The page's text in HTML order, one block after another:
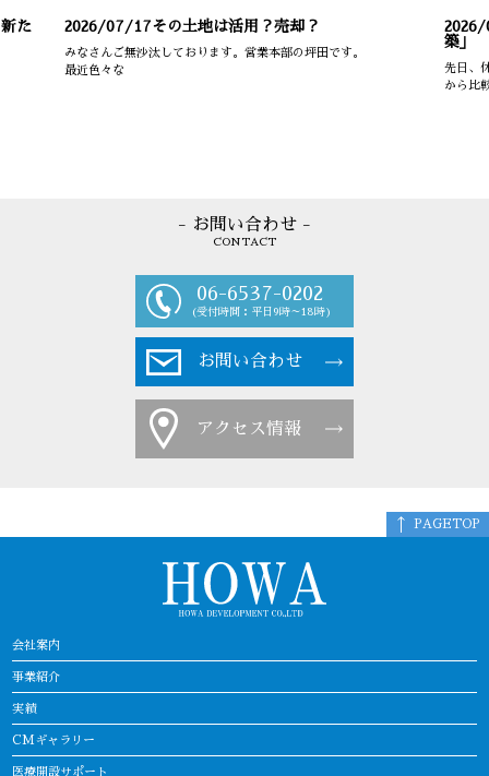
た 2026/07/17その土地は活用？売却？
みなさんご無沙汰しております。営業本部の坪田です。
最近色々な
築」
先日、
から比
- お問い合わせ -
CONTACT
06-6537-0202
(受付時間：平日9時～18時)
お問い合わせ
アクセス情報
会社案内
事業紹介
実績
CMギャラリー
医療開設サポート
PAGETOP